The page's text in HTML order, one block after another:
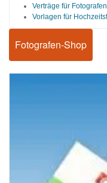
Verträge für Fotografen
Vorlagen für
Fotografen-Shop